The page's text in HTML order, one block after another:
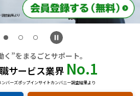
く”をまるごとサポート。
サービス業界 No.1
バーズポップインサイトカンバニー調査結果より
職支援サービス
就職エージェントサービス